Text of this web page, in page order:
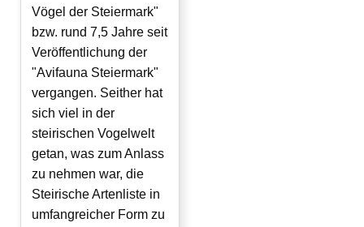
Vögel der Steiermark"
bzw. rund 7,5 Jahre seit
Veröffentlichung der
"Avifauna Steiermark"
vergangen. Seither hat
sich viel in der
steirischen Vogelwelt
getan, was zum Anlass
zu nehmen war, die
Steirische Artenliste in
umfangreicher Form zu